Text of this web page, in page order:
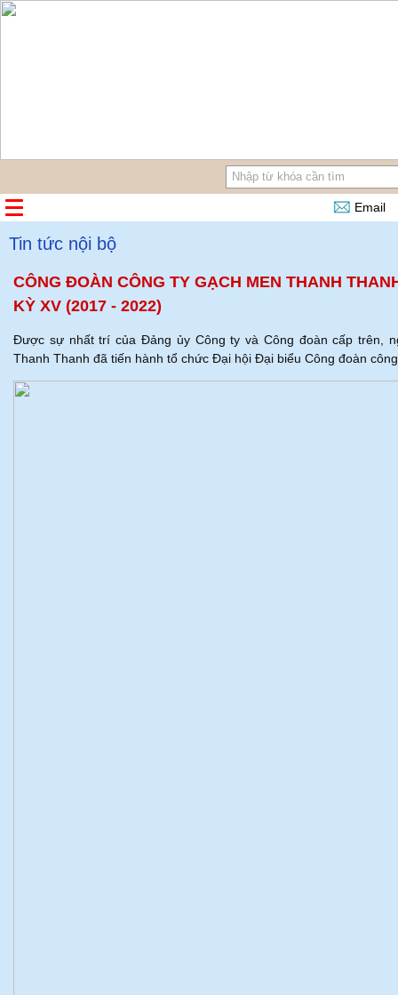
Email
Tin tức nội bộ
CÔNG ĐOÀN CÔNG TY GẠCH MEN THANH
KỲ XV (2017 - 2022)
Được sự nhất trí của Đảng ủy Công ty và Công đoàn cấp trên,
Thanh Thanh đã tiến hành tổ chức Đại hội Đại biểu Công đoàn